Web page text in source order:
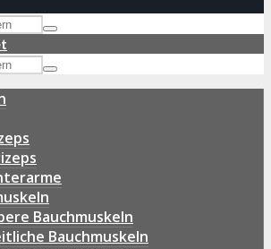
Bauchmuskeln
Bauchmuskeln